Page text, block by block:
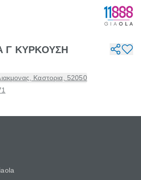
Γ ΚΥΡΚΟΥΣΗ
Καστορια, 52050